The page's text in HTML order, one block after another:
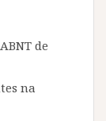
de
na